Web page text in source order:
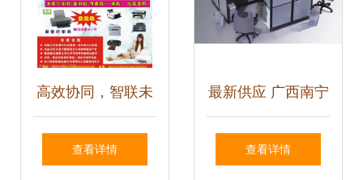
高效协同，智联未
来——专业办公与
查看详情
最新供应 广西南宁
怡士商贸——专业
查看详情